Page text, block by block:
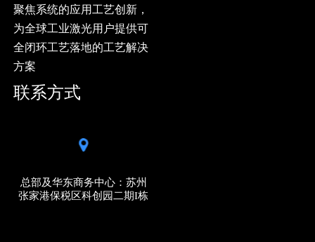
聚焦系统的应用工艺创新，
为全球工业激光用户提供可
全闭环工艺落地的工艺解决
方案
联系方式
总部及华东商务中心：苏州
张家港保税区科创园二期I栋